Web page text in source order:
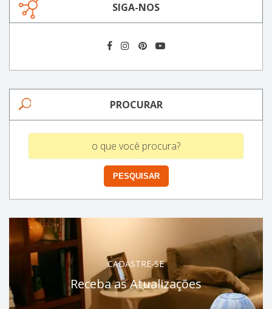
SIGA-NOS
PROCURAR
CADASTRE-SE
Receba as Atualizações